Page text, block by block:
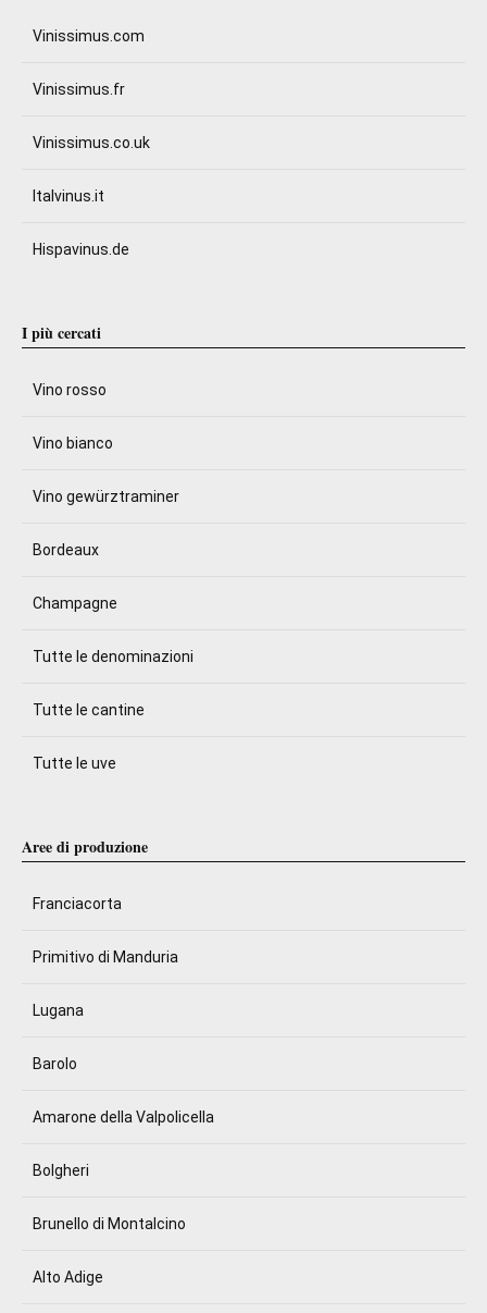
Vinissimus.com
Vinissimus.fr
Vinissimus.co.uk
Italvinus.it
Hispavinus.de
I più cercati
Vino rosso
Vino bianco
Vino gewürztraminer
Bordeaux
Champagne
Tutte le denominazioni
Tutte le cantine
Tutte le uve
Aree di produzione
Franciacorta
Primitivo di Manduria
Lugana
Barolo
Amarone della Valpolicella
Bolgheri
Brunello di Montalcino
Alto Adige